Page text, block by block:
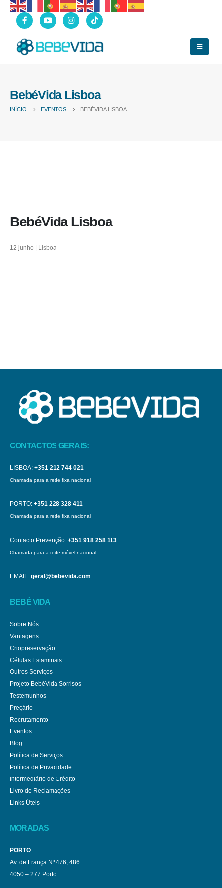
BebéVida Lisboa
INÍCIO EVENTOS BEBÉVIDA LISBOA
BebéVida Lisboa
12 junho | Lisboa
CONTACTOS GERAIS:
LISBOA: +351 212 744 021
Chamada para a rede fixa nacional
PORTO: +351 228 328 411
Chamada para a rede fixa nacional
Contacto Prevenção: +351 918 258 113
Chamada para a rede móvel nacional
EMAIL: geral@bebevida.com
BEBÉ VIDA
Sobre Nós
Vantagens
Criopreservação
Células Estaminais
Outros Serviços
Projeto BebéVida Sorrisos
Testemunhos
Preçário
Recrutamento
Eventos
Blog
Política de Serviços
Política de Privacidade
Intermediário de Crédito
Livro de Reclamações
Links Úteis
MORADAS
PORTO
Av. de França Nº 476, 486
4050 – 277 Porto